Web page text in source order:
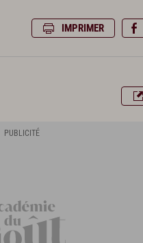
IMPRIMER